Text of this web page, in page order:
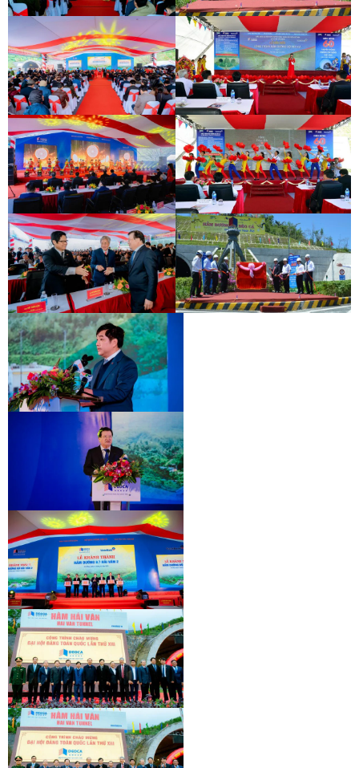
KHÁNH THÀNH HẦM HẢI VÂN 2
KHÁNH THÀNH HẦM HẢI VÂN 2
KHÁNH THÀNH HẦM HẢI VÂN 2
KHÁNH THÀNH HẦM HẢI VÂN 2
KHÁNH THÀNH HẦM HẢI VÂN 2
KHÁNH THÀNH HẦM HẢI VÂN 2
KHÁNH THÀNH HẦM HẢI VÂN 2
LỄ GẮN BIỂN HẦM ĐÈO CẢ
LỄ GẮN BIỂN HẦM ĐÈO CẢ
LỄ GẮN BIỂN HẦM ĐÈO CẢ